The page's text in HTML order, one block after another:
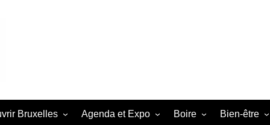
Bruxelles Agenda et Expo Boire Bien-être